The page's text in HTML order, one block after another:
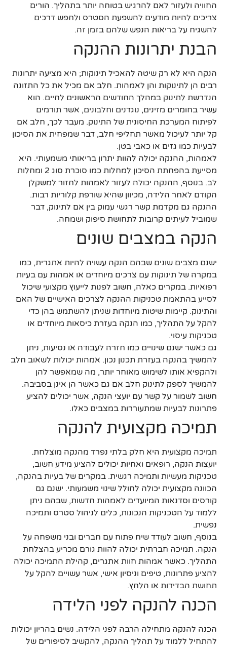
החוויה ולעזור לאם להרגיש בטוחה יותר בתהליך. הורים
צריכים להיות מודעים להשפעת הסטרס ולחפש דרכים
להשגיח על בריאות הנפש שלהם בזמן זה.
הבנת יתרונות ההנקה
הנקה היא לא רק שיטה להאכיל תינוקות; היא מציעה יתרונות
רבים הן לתינוקות והן לאמהות. חלב אם מכיל את כל התזונה
הנדרשת לתינוק במהלך החודשים הראשונים לחיים. הוא
עשיר בחומרים מזינים, נוגדנים וחלבונים, אשר תורמים
לפיתוח המערכת החיסונית של התינוק. מעבר לכך, חלב אם
קל יותר לעיכול מאשר תחליפי חלב, דבר שמפחית את הסיכון
לבעיות כמו גזים או כאבי בטן.
לאמהות, ההנקה יכולה להוות יתרון בריאותי משמעותי. היא
מסייעת בהפחתת הסיכון למחלות כמו סוכרת סוג 2 ומחלות
לב. בנוסף, ההנקה יכולה לעזור לאמהות לחזור למשקלן
הקודם לאחר הלידה, מכיוון שהיא שורפת קלוריות רבות.
ההנקה גם מקדמת קשר רגשי עמוק בין אם לתינוק, דבר
שמוביל לעיתים קרובות לתחושת סיפוק ושמחה.
הנקה במצבים שונים
ישנם מצבים שונים שבהם הנקה עשויה להיות אתגרית, כמו
במקרה של תינוקות עם צרכים מיוחדים או אמהות עם בעיות
רפואיות. במקרים כאלה, חשוב לפנות לייעוץ מקצועי שיכול
לסייע בהתאמת טכניקות ההנקה לצרכים האישיים של האם
והתינוק. קיימות שיטות מיוחדות שניתן להשתמש בהן כדי
להקל על התהליך, כמו הנקה בעזרת כיסאות מיוחדים או
טכניקות עיסוי.
גם כאשר ישנם שינויים כמו חזרה לעבודה או נסיעות, ניתן
להמשיך בהנקה בעזרת תכנון נכון. אמהות יכולות לשאוב חלב
ולהקפיא אותו לשימוש מאוחר יותר, מה שמאפשר להן
להמשיך לספק לתינוק חלב אם גם כאשר הן אינן בסביבה.
חשוב לשמור על קשר עם יועצי הנקה, אשר יכולים להציע
פתרונות לבעיות שמתעוררות במצבים כאלו.
תמיכה מקצועית להנקה
תמיכה מקצועית היא חלק בלתי נפרד מהנקה מוצלחת.
יועצות הנקה, רופאים ואחיות יכולים להציע מידע חשוב,
טכניקות מעשיות ותמיכה רגשית. במקרים של בעיות בהנקה,
הכוונה מקצועית יכולה לחולל שינוי משמעותי. ישנם גם
קורסים וסדנאות המיועדים לאמהות חדשות, שבהם ניתן
ללמוד על הטכניקות הנכונות, כלים לניהול סטרס ותמיכה
נפשית.
בנוסף, חשוב לעודד שיח פתוח עם חברים ובני משפחה על
הנקה. תמיכה חברתית יכולה להוות גורם מכריע בהצלחת
התהליך. כאשר אמהות חוות אתגרים, קהילת התמיכה יכולה
להציע פתרונות, טיפים וניסיון אישי, אשר עשויים להקל על
תחושת הבדידות או הלחץ.
הכנה להנקה לפני הלידה
הכנה להנקה מתחילה הרבה לפני הלידה. נשים בהריון יכולות
להתחיל ללמוד על תהליך ההנקה, להקשיב לסיפורים של